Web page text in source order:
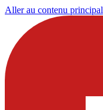
Aller au contenu principal